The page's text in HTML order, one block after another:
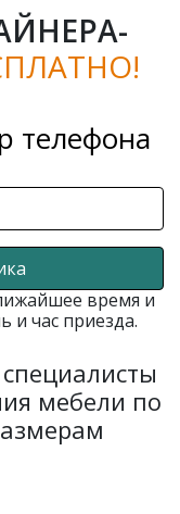
телефона
время и
и час приезда.
мебели по